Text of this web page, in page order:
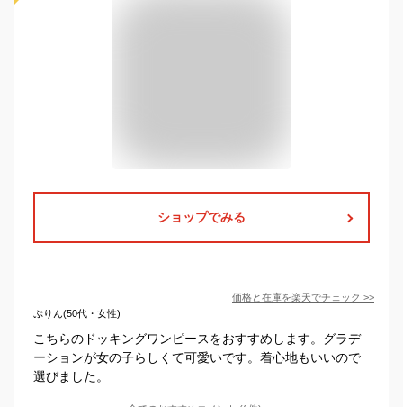
ショップでみる
価格と在庫を楽天でチェック >>
ぷりん(50代・女性)
こちらのドッキングワンピースをおすすめします。グラデ
ーションが女の子らしくて可愛いです。着心地もいいので
選びました。